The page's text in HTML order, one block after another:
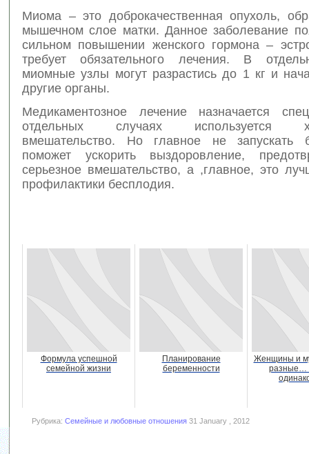
Миома – это доброкачественная опухоль,
мышечном слое матки. Данное заболевание
сильном повышении женского гормона –
требует обязательного лечения. В
миомные узлы могут разрастись до 1 кг и
другие органы.
Медикаментозное лечение назначается
отдельных случаях используется
вмешательство. Но главное не запускать
поможет ускорить выздоровление,
серьезное вмешательство, а ,главное, это
профилактики бесплодия.
Формула успешной
семейной жизни
Планирование
беременности
Женщины и
разные…
Рубрика: Семейные и любовные отношения 31 January , 2012